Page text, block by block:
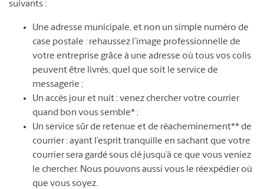
suivants :
Une adresse municipale, et non un simple numéro de
case postale : rehaussez l’image professionnelle de
votre entreprise grâce à une adresse où tous vos colis
peuvent être livrés, quel que soit le service de
messagerie ;
Un accès jour et nuit : venez chercher votre courrier
quand bon vous semble* ;
Un service sûr de retenue et de réacheminement** de
courrier : ayant l’esprit tranquille en sachant que votre
courrier sera gardé sous clé jusqu’à ce que vous veniez
le chercher. Nous pouvons aussi vous le réexpédier où
que vous soyez.